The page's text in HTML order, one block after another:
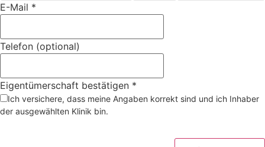
E-Mail *
Telefon (optional)
Eigentümerschaft bestätigen *
Ich versichere, dass meine Angaben korrekt sind und ich Inhaber
der ausgewählten Klinik bin.